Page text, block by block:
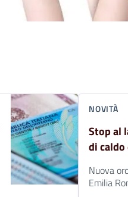
NOVITÀ
Stop al
di
Nuova
Emilia